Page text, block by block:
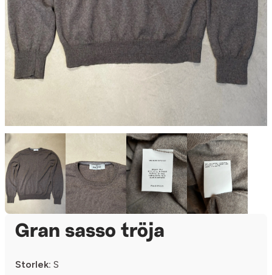
Gran sasso tröja
Storlek: S